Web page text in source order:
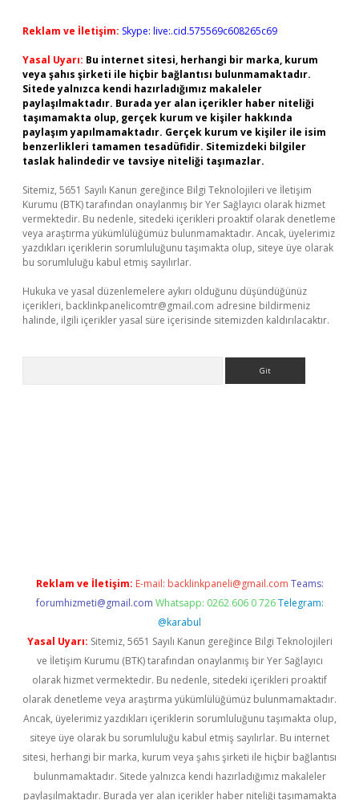
Reklam ve İletişim: Skype: live:.cid.575569c608265c69
Yasal Uyarı: Bu internet sitesi, herhangi bir marka, kurum
veya şahıs şirketi ile hiçbir bağlantısı bulunmamaktadır.
Sitede yalnızca kendi hazırladığımız makaleler
paylaşılmaktadır. Burada yer alan içerikler haber niteliği
taşımamakta olup, gerçek kurum ve kişiler hakkında
paylaşım yapılmamaktadır. Gerçek kurum ve kişiler ile isim
benzerlikleri tamamen tesadüfidir. Sitemizdeki bilgiler
taslak halindedir ve tavsiye niteliği taşımazlar.
Sitemiz, 5651 Sayılı Kanun gereğince Bilgi Teknolojileri ve İletişim
Kurumu (BTK) tarafından onaylanmış bir Yer Sağlayıcı olarak hizmet
vermektedir. Bu nedenle, sitedeki içerikleri proaktif olarak denetleme
veya araştırma yükümlülüğümüz bulunmamaktadır. Ancak, üyelerimiz
yazdıkları içeriklerin sorumluluğunu taşımakta olup, siteye üye olarak
bu sorumluluğu kabul etmiş sayılırlar.
Hukuka ve yasal düzenlemelere aykırı olduğunu düşündüğünüz
içerikleri, backlinkpanelicomtr@gmail.com adresine bildirmeniz
halinde, ilgili içerikler yasal süre içerisinde sitemizden kaldırılacaktır.
Reklam ve İletişim: E-mail: backlinkpaneli@gmail.com Teams:
forumhizmeti@gmail.com Whatsapp: 0262 606 0 726 Telegram:
@karabul
Yasal Uyarı: Sitemiz, 5651 Sayılı Kanun gereğince Bilgi Teknolojileri
ve İletişim Kurumu (BTK) tarafından onaylanmış bir Yer Sağlayıcı
olarak hizmet vermektedir. Bu nedenle, sitedeki içerikleri proaktif
olarak denetleme veya araştırma yükümlülüğümüz bulunmamaktadır.
Ancak, üyelerimiz yazdıkları içeriklerin sorumluluğunu taşımakta olup,
siteye üye olarak bu sorumluluğu kabul etmiş sayılırlar. Bu internet
sitesi, herhangi bir marka, kurum veya şahıs şirketi ile hiçbir bağlantısı
bulunmamaktadır. Sitede yalnızca kendi hazırladığımız makaleler
paylaşılmaktadır. Burada yer alan içerikler haber niteliği taşımamakta